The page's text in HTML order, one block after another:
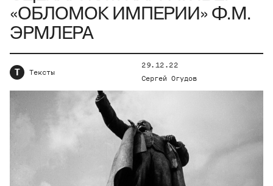
«ОБЛОМОК ИМПЕРИИ» Ф.М.
ЭРМЛЕРА
Т Тексты
29.12.22
Сергей Огудов